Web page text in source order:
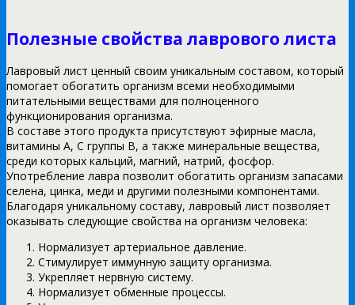
Полезные свойства лаврового листа
Лавровый лист ценный своим уникальным составом, который
помогает обогатить организм всеми необходимыми
питательными веществами для полноценного
функционирования организма.
В составе этого продукта присутствуют эфирные масла,
витамины A, C группы B, а также минеральные вещества,
среди которых кальций, магний, натрий, фосфор.
Употребление лавра позволит обогатить организм запасами
селена, цинка, меди и другими полезными компонентами.
Благодаря уникальному составу, лавровый лист позволяет
оказывать следующие свойства на организм человека:
Нормализует артериальное давление.
Стимулирует иммунную защиту организма.
Укрепляет нервную систему.
Нормализует обменные процессы.